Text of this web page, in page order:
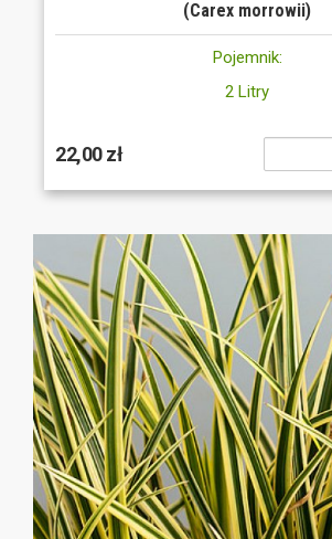
(Carex morrowii)
Pojemnik:
2 Litry
22,00 zł